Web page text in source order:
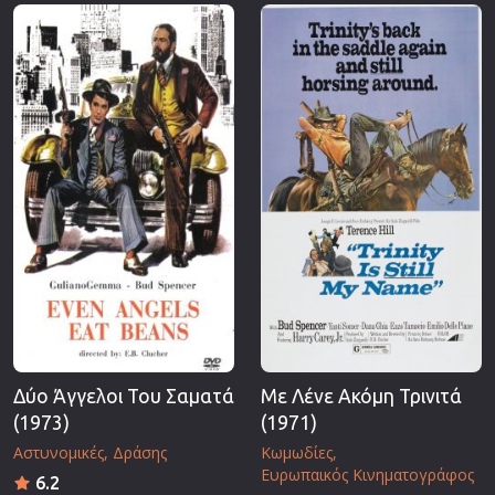
Επιστημονικής Φαντασίας
Εποχής
Ερωτικές
Ευρωπαικός Κινηματογράφος
Θρησκευτικές
Θρίλερ
Ιστορικές
Καταστροφής
Δύο Άγγελοι Του Σαματά
(1973)
Αστυνομικές Δράσης
6.2
Με Λένε Ακόμη Τρινιτά
(1971)
Κωμωδίες
Ευρωπαικός Κινηματογράφος